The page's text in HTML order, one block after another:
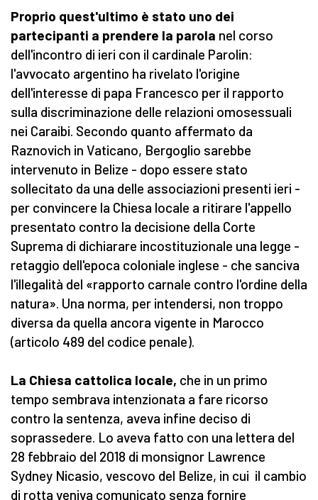
Proprio quest'ultimo è stato uno dei
partecipanti a prendere la parola nel corso
dell'incontro di ieri con il cardinale Parolin:
l'avvocato argentino ha rivelato l'origine
dell'interesse di papa Francesco per il rapporto
sulla discriminazione delle relazioni omosessuali
nei Caraibi. Secondo quanto affermato da
Raznovich in Vaticano, Bergoglio sarebbe
intervenuto in Belize - dopo essere stato
sollecitato da una delle associazioni presenti ieri -
per convincere la Chiesa locale a ritirare l'appello
presentato contro la decisione della Corte
Suprema di dichiarare incostituzionale una legge -
retaggio dell'epoca coloniale inglese - che sanciva
l'illegalità del «rapporto carnale contro l'ordine della
natura». Una norma, per intendersi, non troppo
diversa da quella ancora vigente in Marocco
(articolo 489 del codice penale).
La Chiesa cattolica locale, che in un primo
tempo sembrava intenzionata a fare ricorso
contro la sentenza, aveva infine deciso di
soprassedere. Lo aveva fatto con una lettera del
28 febbraio del 2018 di monsignor Lawrence
Sydney Nicasio, vescovo del Belize, in cui il cambio
di rotta veniva comunicato senza fornire